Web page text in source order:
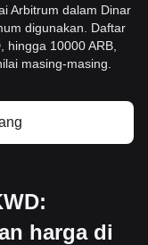
Arbitrum dalam Dinar
digunakan. Daftar
hingga 10000 ARB,
masing-masing.
harga di